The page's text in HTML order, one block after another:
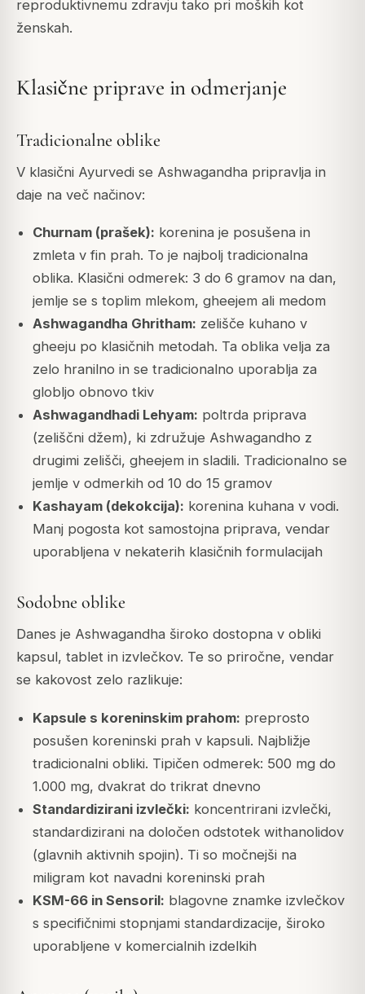
reproduktivnemu zdravju tako pri moških kot
ženskah.
Klasične priprave in odmerjanje
Tradicionalne oblike
V klasični Ayurvedi se Ashwagandha pripravlja in
daje na več načinov:
Churnam (prašek): korenina je posušena in
zmleta v fin prah. To je najbolj tradicionalna
oblika. Klasični odmerek: 3 do 6 gramov na dan,
jemlje se s toplim mlekom, gheejem ali medom
Ashwagandha Ghritham: zelišče kuhano v
gheeju po klasičnih metodah. Ta oblika velja za
zelo hranilno in se tradicionalno uporablja za
globljo obnovo tkiv
Ashwagandhadi Lehyam: poltrda priprava
(zeliščni džem), ki združuje Ashwagandho z
drugimi zelišči, gheejem in sladili. Tradicionalno se
jemlje v odmerkih od 10 do 15 gramov
Kashayam (dekokcija): korenina kuhana v vodi.
Manj pogosta kot samostojna priprava, vendar
uporabljena v nekaterih klasičnih formulacijah
Sodobne oblike
Danes je Ashwagandha široko dostopna v obliki
kapsul, tablet in izvlečkov. Te so priročne, vendar
se kakovost zelo razlikuje:
Kapsule s koreninskim prahom: preprosto
posušen koreninski prah v kapsuli. Najbližje
tradicionalni obliki. Tipičen odmerek: 500 mg do
1.000 mg, dvakrat do trikrat dnevno
Standardizirani izvlečki: koncentrirani izvlečki,
standardizirani na določen odstotek withanolidov
(glavnih aktivnih spojin). Ti so močnejši na
miligram kot navadni koreninski prah
KSM-66 in Sensoril: blagovne znamke izvlečkov
s specifičnimi stopnjami standardizacije, široko
uporabljene v komercialnih izdelkih